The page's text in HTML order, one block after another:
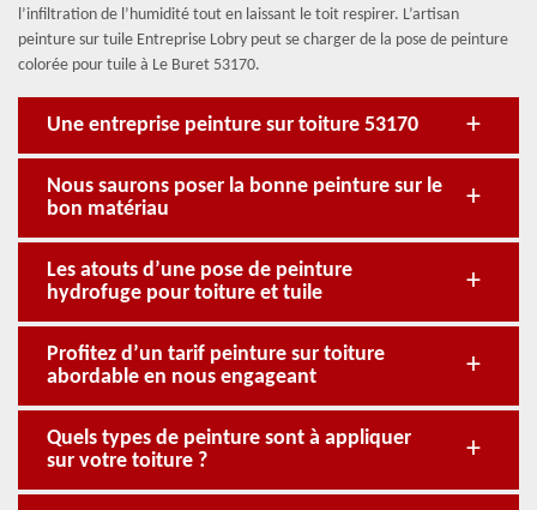
l’infiltration de l’humidité tout en laissant le toit respirer. L’artisan
peinture sur tuile Entreprise Lobry peut se charger de la pose de peinture
colorée pour tuile à Le Buret 53170.
Une entreprise peinture sur toiture 53170
Nous saurons poser la bonne peinture sur le
bon matériau
Les atouts d’une pose de peinture
hydrofuge pour toiture et tuile
Profitez d’un tarif peinture sur toiture
abordable en nous engageant
Quels types de peinture sont à appliquer
sur votre toiture ?